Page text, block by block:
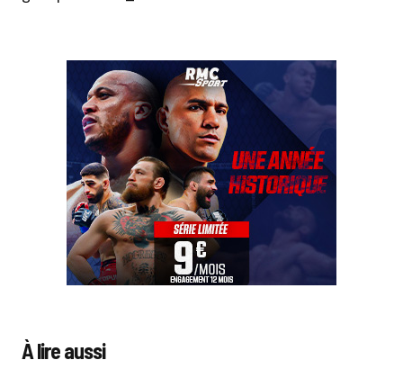
À lire aussi